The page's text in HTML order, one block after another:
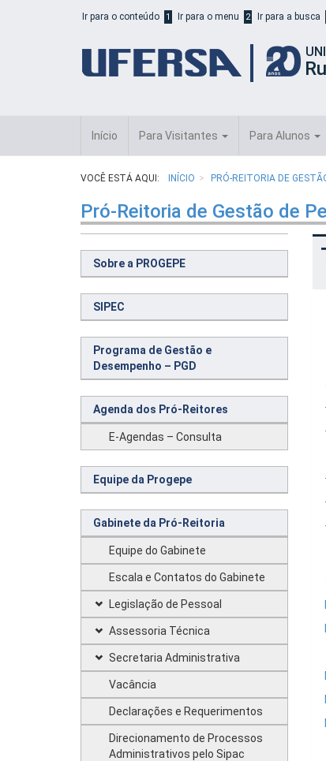
Ir para o conteúdo 1 Ir para o menu 2 Ir para a busca
Início Para Visitantes Para Alunos
VOCÊ ESTÁ AQUI: INÍCIO PRÓ-REITORIA DE
Pró-Reitoria de Gestão de
Sobre a PROGEPE
SIPEC
Programa de Gestão e
Desempenho – PGD
Agenda dos Pró-Reitores
E-Agendas – Consulta
Equipe da Progepe
Gabinete da Pró-Reitoria
Equipe do Gabinete
Escala e Contatos do Gabinete
Legislação de Pessoal
Assessoria Técnica
Secretaria Administrativa
Vacância
Declarações e Requerimentos
Direcionamento de Processos
Administrativos pelo Sipac